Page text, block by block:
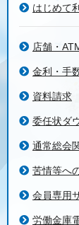
はじめて
店舗・
金利・手
資料請求
委任状ダ
通常総会
苦情等へ
会員専用
労働金庫